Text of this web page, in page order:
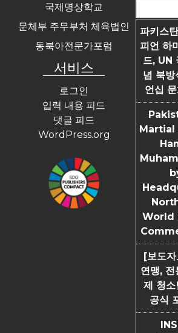
국제명상학교
문체부 주무부처 체육법인
동북아전문가포럼
서비스
로그인
입력 내용 피드
댓글 피드
WordPress.org
파키스
피언 하
드, UN
념 북방
언십
World
[보도
연맹, 전
제 청소
공식